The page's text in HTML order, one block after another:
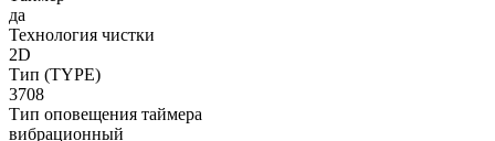
да
Технология чистки
2D
Тип (TYPE)
3708
Тип оповещения таймера
вибрационный